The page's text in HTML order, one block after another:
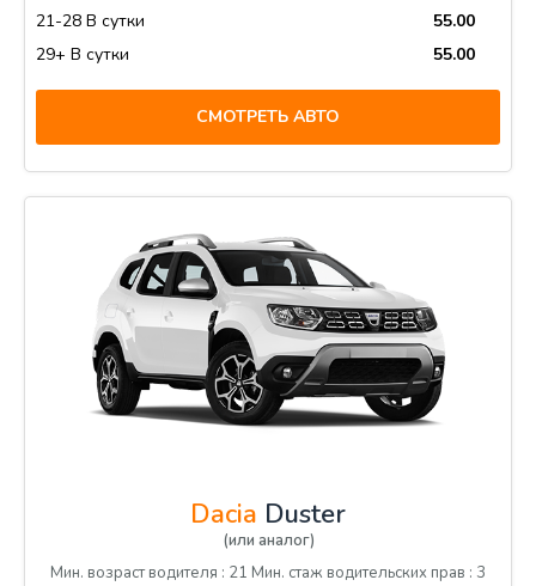
21-28 В сутки
55.00
29+ В сутки
55.00
СМОТРЕТЬ АВТО
Dacia Duster
(или аналог)
Мин. возраст водителя : 21 Мин. стаж водительских прав : 3